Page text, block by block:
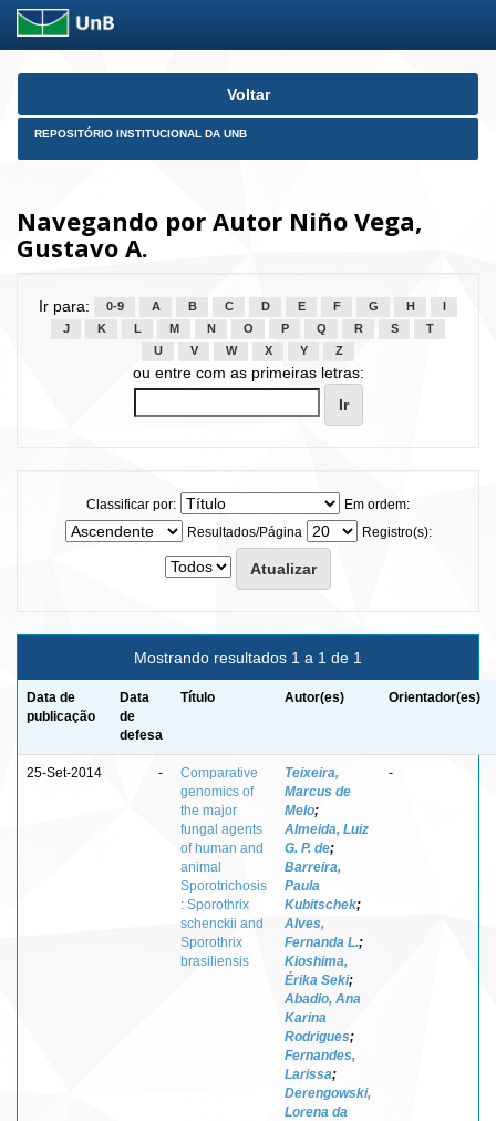
Skip
Voltar
REPOSITÓRIO INSTITUCIONAL DA UNB
Navegando por Autor Niño Vega,
Gustavo A.
Ir para: 0-9 A B C D E F G H
J
K L M N O P Q R S
T
U
V W X Y Z
ou entre com as primeiras letras:
Classificar por:
Em ordem:
Resultados/Página
Registro(s):
Mostrando resultados 1 a 1 de 1
Data de
publicação
Data
de
defesa
Título Autor(es) Orientador(es)
25-Set-2014 -
Comparative
genomics of
the major
fungal agents
of human and
animal
Sporotrichosis
: Sporothrix
schenckii and
Sporothrix
brasiliensis
Teixeira,
Marcus de
Melo;
Almeida, Luiz
G. P. de;
Barreira,
Paula
Kubitschek;
Alves,
Fernanda L.;
Kioshima,
Érika Seki;
Abadio, Ana
Karina
Rodrigues;
Fernandes,
Larissa;
Derengowski,
Lorena da
-